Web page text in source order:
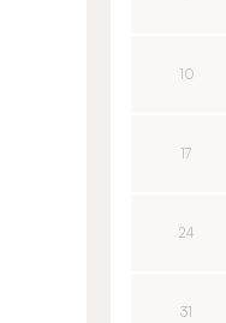
10
17
24
31